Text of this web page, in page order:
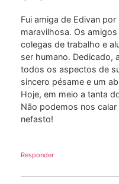
Fui amiga de Edivan
maravilhosa. Os
colegas de trabalho e
ser humano. Dedicado,
todos os aspectos de
sincero pésame e um
Hoje, em meio a tanta
Não podemos nos
nefasto!
Responder